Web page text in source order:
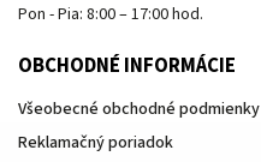
Pon - Pia: 8:00 – 17:00 hod.
OBCHODNÉ INFORMÁCIE
Všeobecné obchodné podmienky
Reklamačný poriadok